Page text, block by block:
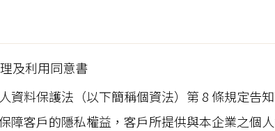
及利用同意書
料保護法（以下簡稱個資法）第 8 條規定告
客戶的隱私權益，客戶所提供與本企業之個